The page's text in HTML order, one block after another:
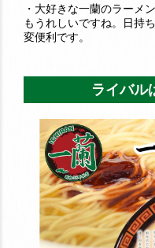
・大好きな一蘭のラーメ
もうれしいですね。日持
変便利です。
ライバル